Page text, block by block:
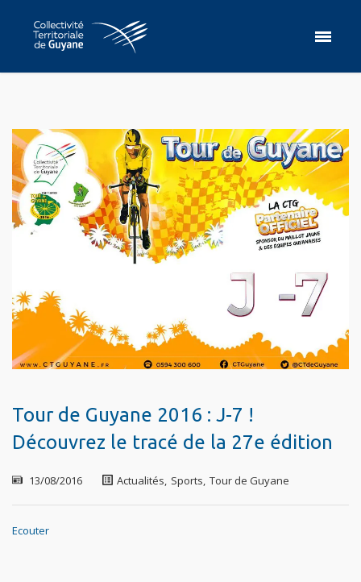
Tour de Guyane 2016 : J-7 !
Découvrez le tracé de la 27e édition
13/08/2016 Actualités, Sports, Tour de Guyane
Ecouter